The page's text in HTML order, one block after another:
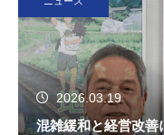
2026.03.19
混雑緩和と経営改